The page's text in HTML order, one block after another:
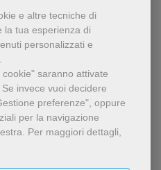
e altre tecniche di
la tua esperienza di
personalizzati e
saranno attivate
Se invece vuoi decidere
preferenze", oppure
per la navigazione
Per maggiori dettagli,
autore